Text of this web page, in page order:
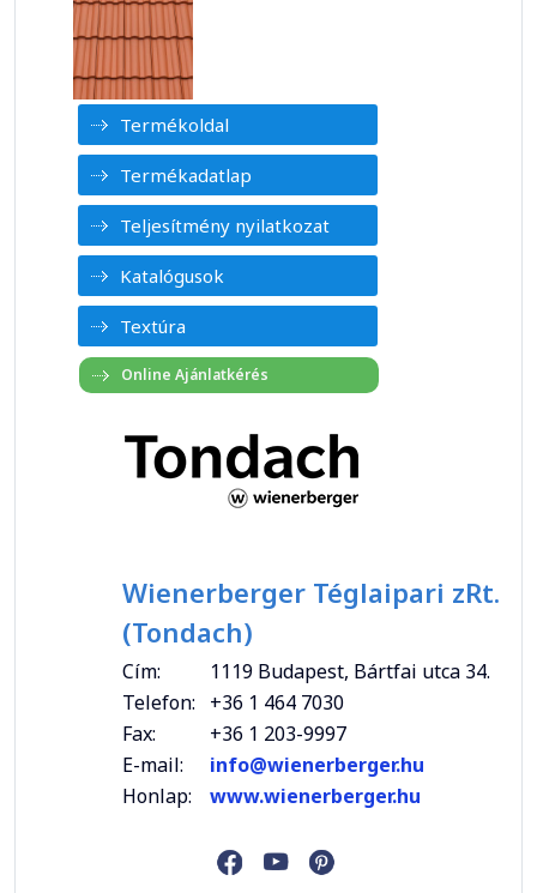
Termékoldal
Termékadatlap
Teljesítmény nyilatkozat
Katalógusok
Textúra
Wienerberger Téglaipari zRt.
(Tondach)
Cím:
1119 Budapest, Bártfai utca 34.
Telefon:
+36 1 464 7030
Fax:
+36 1 203-9997
E-mail:
info@wienerberger.hu
Honlap:
www.wienerberger.hu